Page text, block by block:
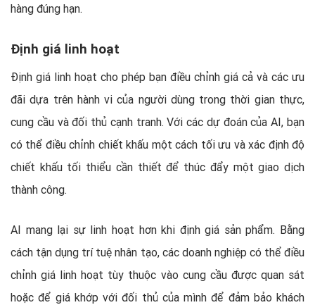
hàng đúng hạn.
Định giá linh hoạt
Định giá linh hoạt cho phép bạn điều chỉnh giá cả và các ưu
đãi dựa trên hành vi của người dùng trong thời gian thực,
cung cầu và đối thủ cạnh tranh. Với các dự đoán của AI, bạn
có thể điều chỉnh chiết khấu một cách tối ưu và xác định độ
chiết khấu tối thiểu cần thiết để thúc đẩy một giao dịch
thành công.
AI mang lại sự linh hoạt hơn khi định giá sản phẩm. Bằng
cách tận dụng trí tuệ nhân tạo, các doanh nghiệp có thể điều
chỉnh giá linh hoạt tùy thuộc vào cung cầu được quan sát
hoặc để giá khớp với đối thủ của mình để đảm bảo khách